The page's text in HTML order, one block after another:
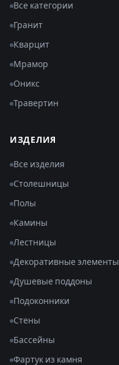
Все категории
Гранит
Кварцит
Мрамор
Оникс
Травертин
ИЗДЕЛИЯ
Все изделия
Столешницы
Полы
Камины
Лестницы
Декоративные элементы
Душевые поддоны
Подоконники
Стены
Бассейны
Фартук из камня